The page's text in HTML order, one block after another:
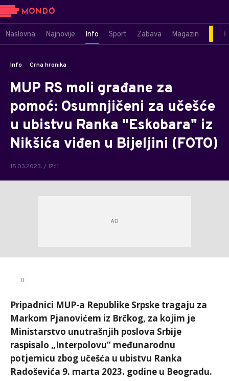
Naslovna Najnovije Info Sport Zabava Magazin
Info Crna hronika
MUP RS moli građane za
pomoć: Osumnjičeni za učešće
u ubistvu Ranka "Eskobara" iz
Nikšića viđen u Bijeljini (FOTO)
15.03.2023. / 12:11
AUTOR
0
Pripadnici MUP-a Republike Srpske tragaju za
Markom Pjanovićem iz Brčkog, za kojim je
Ministarstvo unutrašnjih poslova Srbije
raspisalo „Interpolovu“ međunarodnu
potjernicu zbog učešća u ubistvu Ranka
Radoševića 9. marta 2023. godine u Beogradu.